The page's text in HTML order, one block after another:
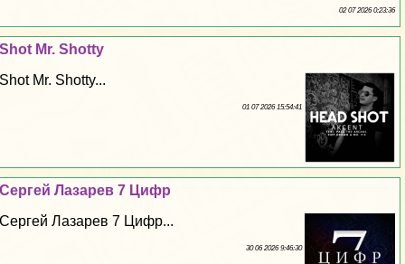
02 07 2026 0:23:36
Shot Mr. Shotty
Shot Mr. Shotty...
01 07 2026 15:54:41
Сергeй Лазарев 7 Цифр
Сергeй Лазарев 7 Цифр...
30 06 2026 9:46:30